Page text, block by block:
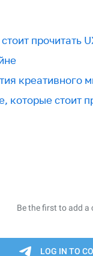
прочитать
креативного
которые стоит